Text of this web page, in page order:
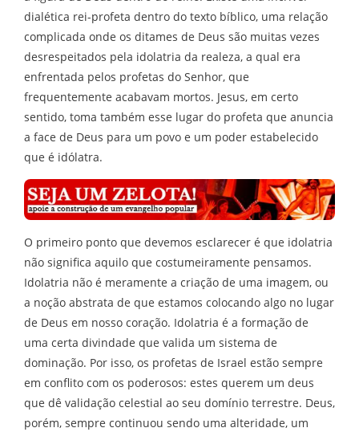
dialética rei-profeta dentro do texto bíblico, uma relação
complicada onde os ditames de Deus são muitas vezes
desrespeitados pela idolatria da realeza, a qual era
enfrentada pelos profetas do Senhor, que
frequentemente acabavam mortos. Jesus, em certo
sentido, toma também esse lugar do profeta que anuncia
a face de Deus para um povo e um poder estabelecido
que é idólatra.
O primeiro ponto que devemos esclarecer é que idolatria
não significa aquilo que costumeiramente pensamos.
Idolatria não é meramente a criação de uma imagem, ou
a noção abstrata de que estamos colocando algo no lugar
de Deus em nosso coração. Idolatria é a formação de
uma certa divindade que valida um sistema de
dominação. Por isso, os profetas de Israel estão sempre
em conflito com os poderosos: estes querem um deus
que dê validação celestial ao seu domínio terrestre. Deus,
porém, sempre continuou sendo uma alteridade, um